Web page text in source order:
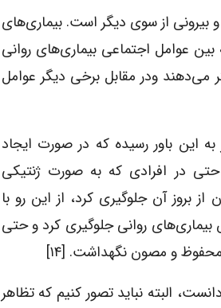
از سوی دیگر است. بیماری‌های
عوامل اجتماعی بیماری‌های روانی
ودر مقابل برخی دیگر عوامل
این باور رسیده که در صورت ایجاد
در افرادی که به صورت ژنتیکی
بروز آن جلوگیری کرد، از این رو با
روانی جلوگیری کرد و حتی
محفوظ و مصون نگهداشت. [۱۴]
البته نباید تصور کنیم که تظاهر